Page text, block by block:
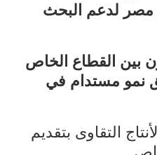
مصر لدعم البحث
بين القطاع الخاص
نمو مستدام في
التقاوى بتقديم